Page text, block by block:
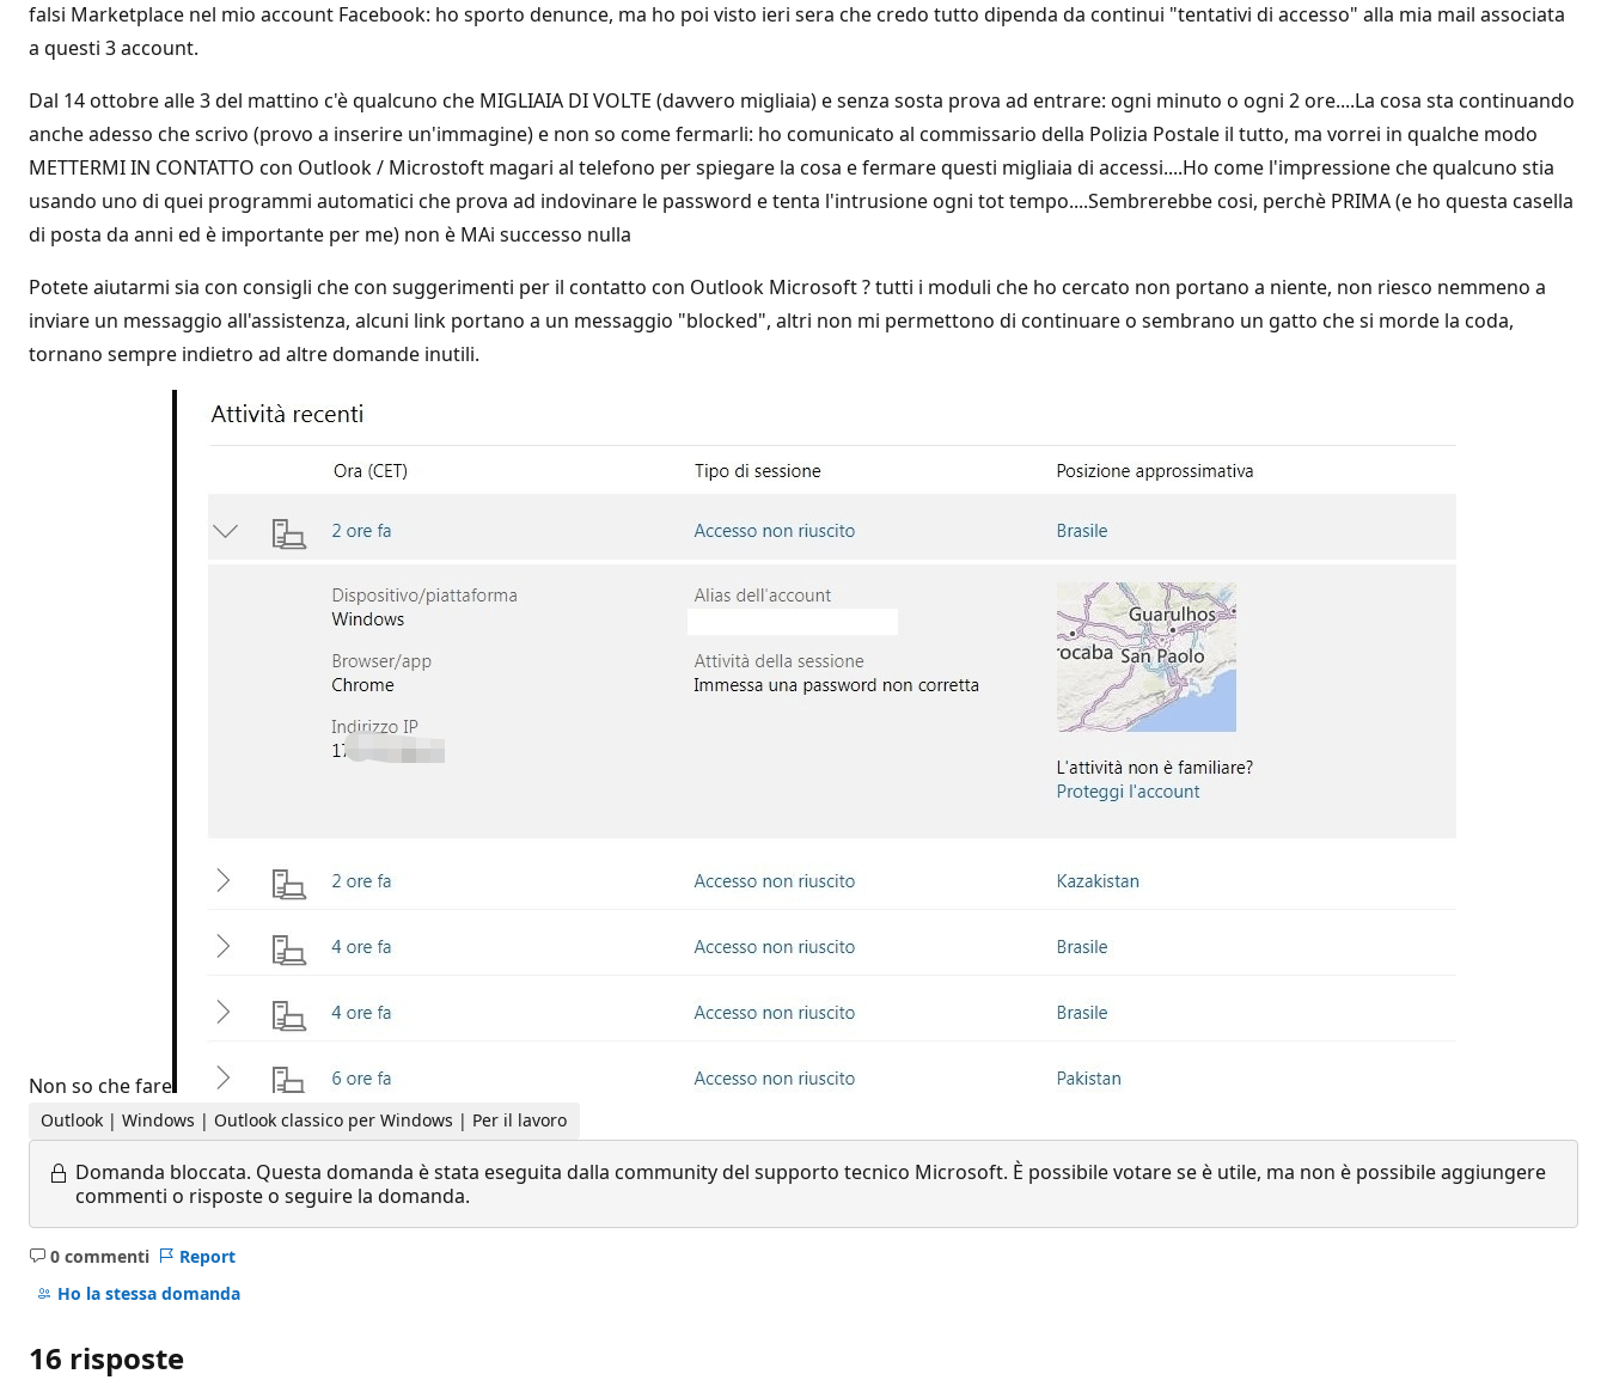
falsi Marketplace nel mio account Facebook: ho sporto denunce, ma ho poi visto ieri sera che credo tutto dipenda da continui "tentativi di accesso" alla mia mail associata
a questi 3 account.
Dal 14 ottobre alle 3 del mattino c'è qualcuno che MIGLIAIA DI VOLTE (davvero migliaia) e senza sosta prova ad entrare: ogni minuto o ogni 2 ore....La cosa sta continuando
anche adesso che scrivo (provo a inserire un'immagine) e non so come fermarli: ho comunicato al commissario della Polizia Postale il tutto, ma vorrei in qualche modo
METTERMI IN CONTATTO con Outlook / Microstoft magari al telefono per spiegare la cosa e fermare questi migliaia di accessi....Ho come l'impressione che qualcuno stia
usando uno di quei programmi automatici che prova ad indovinare le password e tenta l'intrusione ogni tot tempo....Sembrerebbe cosi, perchè PRIMA (e ho questa casella
di posta da anni ed è importante per me) non è MAi successo nulla
Potete aiutarmi sia con consigli che con suggerimenti per il contatto con Outlook Microsoft ? tutti i moduli che ho cercato non portano a niente, non riesco nemmeno a
inviare un messaggio all'assistenza, alcuni link portano a un messaggio "blocked", altri non mi permettono di continuare o sembrano un gatto che si morde la coda,
tornano sempre indietro ad altre domande inutili.
Non so che fare
Outlook | Windows | Outlook classico per Windows | Per il lavoro
Domanda bloccata. Questa domanda è stata eseguita dalla community del supporto tecnico Microsoft. È possibile votare se è utile, ma non è possibile aggiungere
commenti o risposte o seguire la domanda.
0 commenti
Nessun
commento
Report
Ho la stessa domanda
16 risposte